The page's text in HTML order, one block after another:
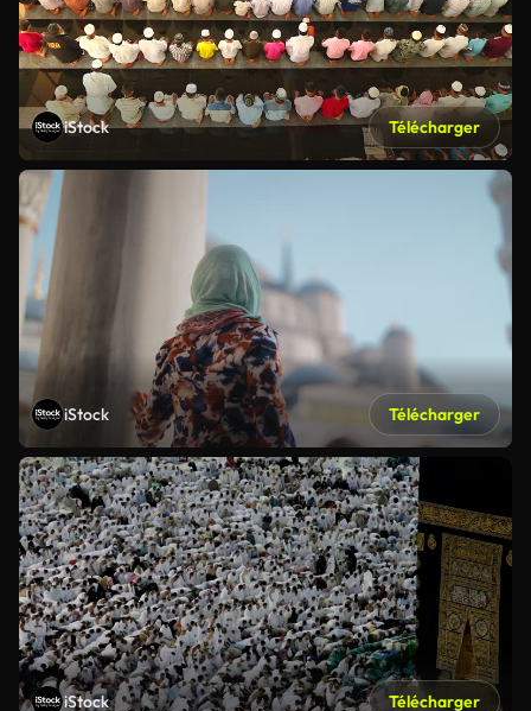
iStock Télécharger
iStock Télécharger
iStock Télécharger